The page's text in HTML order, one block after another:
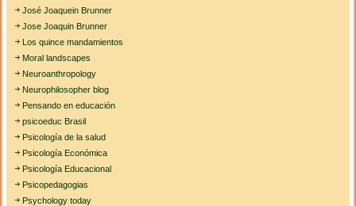
José Joaquein Brunner
Jose Joaquin Brunner
Los quince mandamientos
Moral landscapes
Neuroanthropology
Neurophilosopher blog
Pensando en educación
psicoeduc Brasil
Psicología de la salud
Psicología Económica
Psicología Educacional
Psicopedagogias
Psychology today